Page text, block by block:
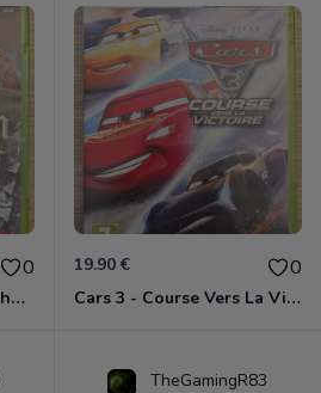
0
Castlevania : Lords Of Shadow Xbox 360
19.90 € 0
Cars 3 - Course Vers La Victoire Xbox 360
TheGamingR83